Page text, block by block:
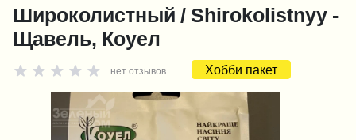
Широколистный / Shirokolistnyy -
Щавель, Коуел
нет отзывов Хобби пакет